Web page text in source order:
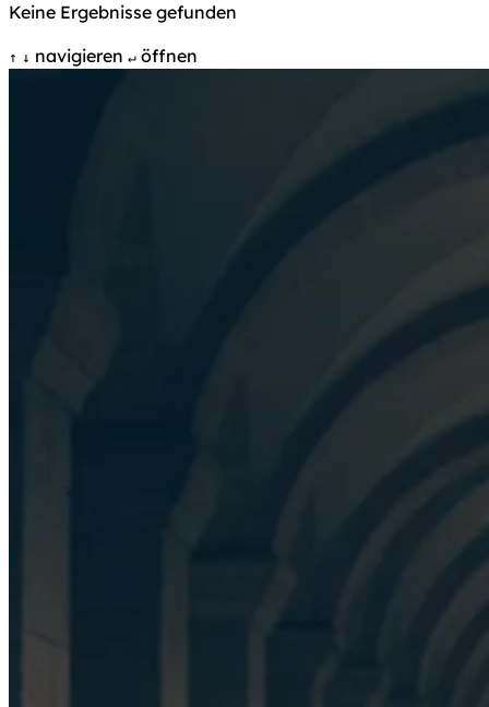
Keine Ergebnisse gefunden
↑ ↓ navigieren ↵ öffnen